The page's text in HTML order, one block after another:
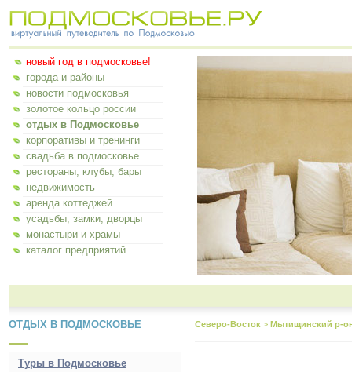
новый год в подмосковье!
города и районы
новости подмосковья
золотое кольцо россии
отдых в Подмосковье
корпоративы и тренинги
свадьба в подмосковье
рестораны, клубы, бары
недвижимость
аренда коттеджей
усадьбы, замки, дворцы
монастыри и храмы
каталог предприятий
ОТДЫХ В ПОДМОСКОВЬЕ
Туры в Подмосковье
Северо-Восток > Мытищинский р-